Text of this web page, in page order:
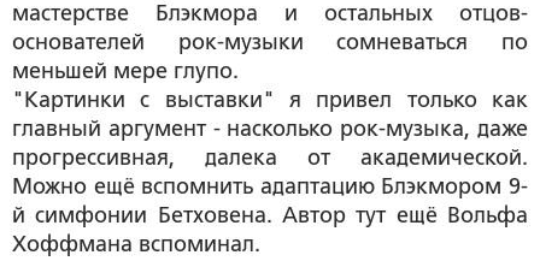
мастерстве Блэкмора и остальных отцов-
основателей рок-музыки сомневаться по
меньшей мере глупо.
"Картинки с выставки" я привел только как
главный аргумент - насколько рок-музыка, даже
прогрессивная, далека от академической.
Можно ещё вспомнить адаптацию Блэкмором 9-
й симфонии Бетховена. Автор тут ещё Вольфа
Хоффмана вспоминал.